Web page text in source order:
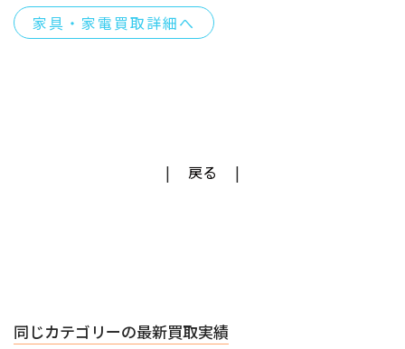
家具・家電買取詳細へ
戻る
同じカテゴリーの最新買取実績